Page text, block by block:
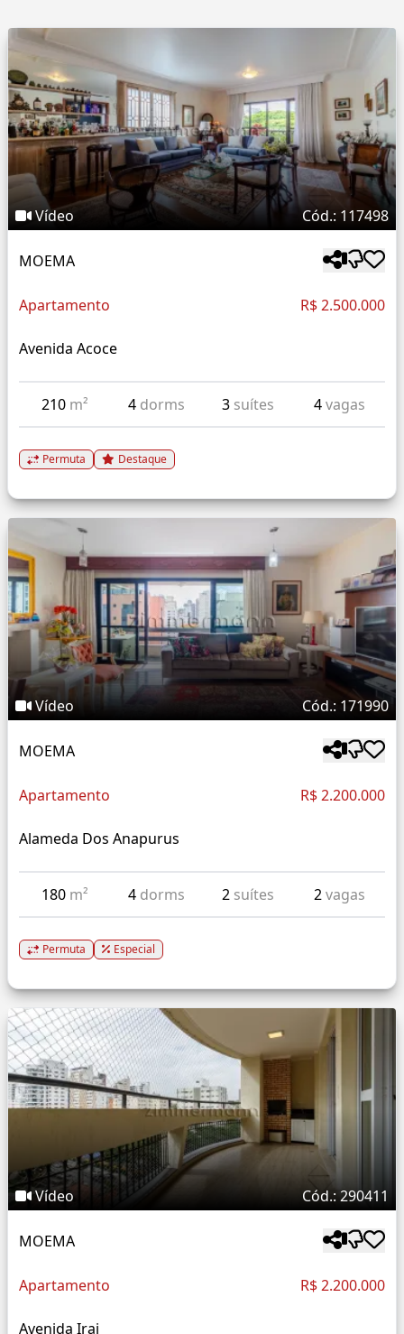
Vídeo Cód.: 117498
MOEMA
Apartamento R$ 2.500.000
Avenida Acoce
210 m² 4 dorms 3 suítes 4vagas
Permuta Destaque
Vídeo Cód.: 171990
MOEMA
Apartamento R$ 2.200.000
Alameda Dos Anapurus
180 m² 4 dorms 2 suítes 2vagas
Permuta Especial
Vídeo Cód.: 290411
MOEMA
Apartamento R$ 2.200.000
Avenida Irai